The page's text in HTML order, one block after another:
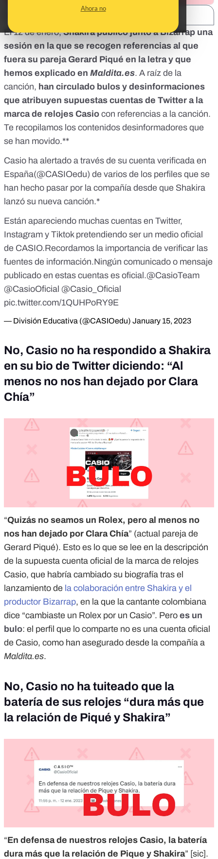
Ahora no
El 12 de enero,Shakira publicó junto a Bizarrap una
sesión en la que se recogen referencias al que
fuera su pareja Gerard Piqué en la letray que
hemos explicado en Maldita.es. A raíz de la
canción, han circulado bulos y desinformaciones
que atribuyen supuestas cuentas de Twitter a la
marca de relojes Casio con referencias a la canción.
Te recopilamos los contenidos desinformadores que
se han movido.**
Casio ha alertado a través de su cuenta verificada en
España(@CASIOedu) de varios de los perfiles que se
han hecho pasar por la compañía desde que Shakira
lanzó su nueva canción.*
Están apareciendo muchas cuentas en Twitter,
Instagram y Tiktok pretendiendo ser un medio oficial
de CASIO.Recordamos la importancia de verificar las
fuentes de información.Ningún comunicado o mensaje
publicado en estas cuentas es oficial.@CasioTeam
@CasioOficial @Casio_Oficial
pic.twitter.com/1QUHPoRY9E
— División Educativa (@CASIOedu) January 15, 2023
No, Casio no ha respondido a Shakira
en su bio de Twitter diciendo: “Al
menos no nos han dejado por Clara
Chía”
“Quizás no seamos un Rolex, pero al menos no
nos han dejado por Clara Chía” (actual pareja de
Gerard Piqué). Esto es lo que se lee en la descripción
de la supuesta cuenta oficial de la marca de relojes
Casio, que habría cambiado su biografía tras el
lanzamiento de la colaboración entre Shakira y el
productor Bizarrap, en la que la cantante colombiana
dice “cambiaste un Rolex por un Casio”. Pero es un
bulo: el perfil que lo comparte no es una cuenta oficial
de Casio, como han asegurado desde la compañía a
Maldita.es.
No, Casio no ha tuiteado que la
batería de sus relojes “dura más que
la relación de Piqué y Shakira”
“En defensa de nuestros relojes Casio, la batería
dura más que la relación de Pique y Shakira” [sic].